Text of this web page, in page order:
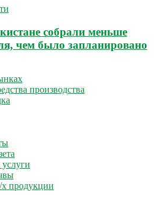
собрали меньше
чем было запланировано
производства
х продукции